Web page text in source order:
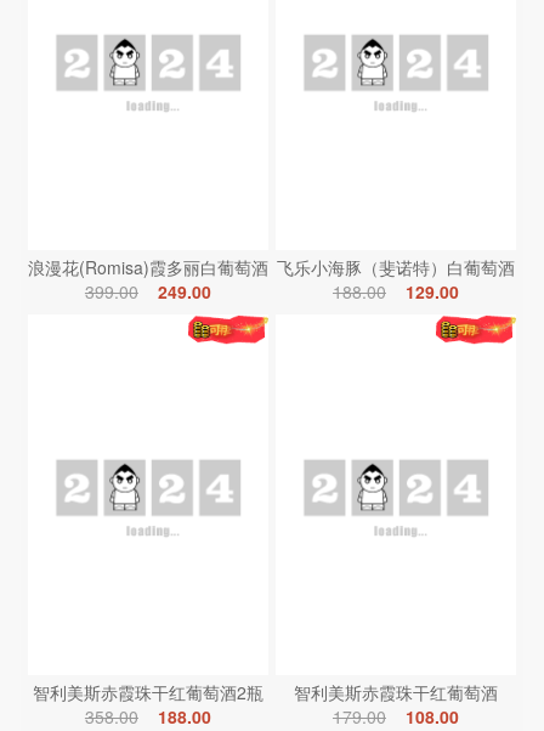
浪漫花(Romisa)霞多丽白葡萄酒
399.00
249.00
飞乐小海豚（斐诺特）白葡萄酒
188.00
129.00
智利美斯赤霞珠干红葡萄酒2瓶
358.00
188.00
智利美斯赤霞珠干红葡萄酒
179.00
108.00